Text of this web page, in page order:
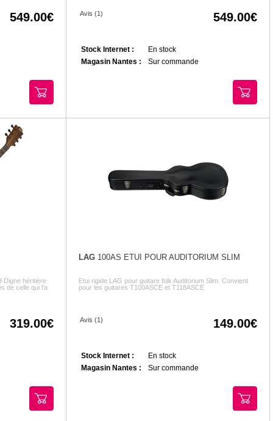
549.00 Avis (1) 549.00
Stock Internet :
En stock
Magasin Nantes :
Sur commande
Digne héritière
de celle qui l'a
319.00
LAG 100AS ETUI POUR AUDITORIUM SLIM
Etui rigide LAG pour guitare folk Auditorium Slim. Convient
pour les guitares T100ASCE et T118ASCE
Avis (1) 149.00
Stock Internet :
En stock
Magasin Nantes :
Sur commande